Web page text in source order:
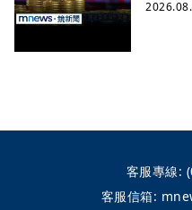
客服專線:
客服信箱: